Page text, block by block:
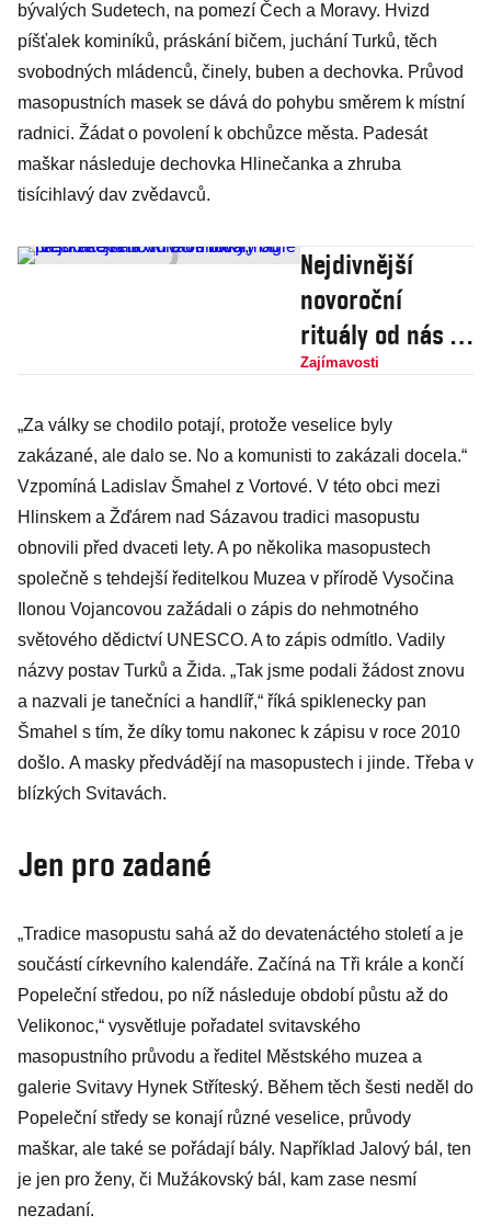
bývalých Sudetech, na pomezí Čech a Moravy. Hvizd
píšťalek kominíků, práskání bičem, juchání Turků, těch
svobodných mládenců, činely, buben a dechovka. Průvod
masopustních masek se dává do pohybu směrem k místní
radnici. Žádat o povolení k obchůzce města. Padesát
maškar následuje dechovka Hlinečanka a zhruba
tisícihlavý dav zvědavců.
Nejdivnější
novoroční
rituály od nás i
ze světa: Krvavé
přeskakování
vln a ohňová
magie
Zajímavosti
„Za války se chodilo potají, protože veselice byly
zakázané, ale dalo se. No a komunisti to zakázali docela.“
Vzpomíná Ladislav Šmahel z Vortové. V této obci mezi
Hlinskem a Žďárem nad Sázavou tradici masopustu
obnovili před dvaceti lety. A po několika masopustech
společně s tehdejší ředitelkou Muzea v přírodě Vysočina
Ilonou Vojancovou zažádali o zápis do nehmotného
světového dědictví UNESCO. A to zápis odmítlo. Vadily
názvy postav Turků a Žida. „Tak jsme podali žádost znovu
a nazvali je tanečníci a handlíř,“ říká spiklenecky pan
Šmahel s tím, že díky tomu nakonec k zápisu v roce 2010
došlo. A masky předvádějí na masopustech i jinde. Třeba v
blízkých Svitavách.
Jen pro zadané
„Tradice masopustu sahá až do devatenáctého století a je
součástí církevního kalendáře. Začíná na Tři krále a končí
Popeleční středou, po níž následuje období půstu až do
Velikonoc,“ vysvětluje pořadatel svitavského
masopustního průvodu a ředitel Městského muzea a
galerie Svitavy Hynek Stříteský. Během těch šesti neděl do
Popeleční středy se konají různé veselice, průvody
maškar, ale také se pořádají bály. Například Jalový bál, ten
je jen pro ženy, či Mužákovský bál, kam zase nesmí
nezadaní.